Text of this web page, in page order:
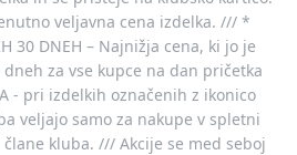
veljavna cena izdelka. /// *
30 DNEH – Najnižja cena, ki jo je
za vse kupce na dan pričetka
- pri izdelkih označenih z ikonico
veljajo samo za nakupe v spletni
kluba. /// Akcije se med seboj